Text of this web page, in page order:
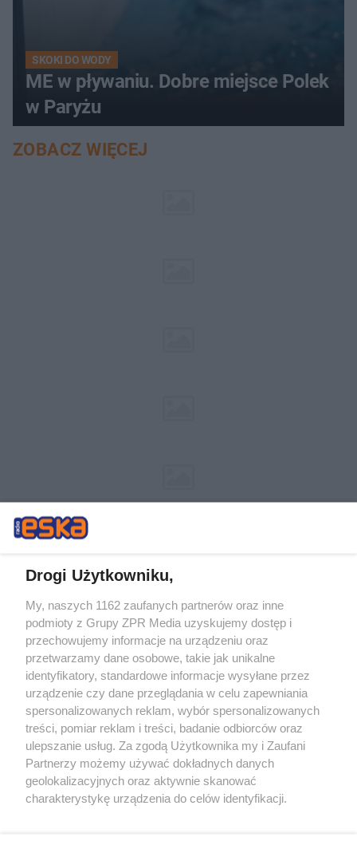
SKOKI DO WODY
ME w pływaniu. Dobre miejsce Polek
w Paryżu
ZOBACZ WIĘCEJ
Żaden utwór zamieszczony w serwisie nie może być powielany i
rozpowszechniany lub dalej rozpowszechniany w jakikolwiek sposób (w
tym także elektroniczny lub mechaniczny) na jakimkolwiek polu
eksploatacji w jakiejkolwiek formie, włącznie z umieszczaniem w
Internecie bez pisemnej zgody właściciela praw. Jakiekolwiek użycie lub
wykorzystanie utworów w całości lub w części z naruszeniem prawa,
tzn. bez właściwej zgody, jest zabronione pod groźbą kary i może być
ścigane prawnie.
Drogi Użytkowniku,
My, naszych 1162 zaufanych partnerów oraz inne
podmioty z Grupy ZPR Media uzyskujemy dostęp i
przechowujemy informacje na urządzeniu oraz
przetwarzamy dane osobowe, takie jak unikalne
identyfikatory, standardowe informacje wysyłane przez
urządzenie czy dane przeglądania w celu zapewniania
spersonalizowanych reklam, wybór spersonalizowanych
treści, pomiar reklam i treści, badanie odbiorców oraz
ulepszanie usług. Za zgodą Użytkownika my i Zaufani
Partnerzy możemy używać dokładnych danych
geolokalizacyjnych oraz aktywnie skanować
charakterystykę urządzenia do celów identyfikacji.